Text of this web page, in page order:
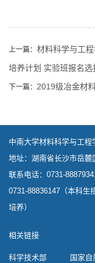
上一篇： 材料科学与工
培养计划 实验班报名选
下一篇： 2019级冶金材
中南大学材料科学与工程
地址：湖南省长沙市岳
联系电话：0731-
0731-88836147（本科生
培养）
相关链接
科学技术部 国家